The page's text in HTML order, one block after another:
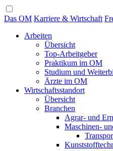
Das OM Karriere & Wirtschaft
Arbeiten
Übersicht
Top-Arbeitgeber
Praktikum im OM
Studium und
Ärzte im OM
Wirtschaftsstandort
Übersicht
Branchen
Agrar- und
Maschinen-